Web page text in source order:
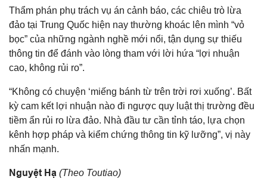
Thẩm phán phụ trách vụ án cảnh báo, các chiêu trò lừa
đảo tại Trung Quốc hiện nay thường khoác lên mình “vỏ
bọc” của những ngành nghề mới nổi, tận dụng sự thiếu
thông tin để đánh vào lòng tham với lời hứa “lợi nhuận
cao, không rủi ro”.
“Không có chuyện ‘miếng bánh từ trên trời rơi xuống’. Bất
kỳ cam kết lợi nhuận nào đi ngược quy luật thị trường đều
tiềm ẩn rủi ro lừa đảo. Nhà đầu tư cần tỉnh táo, lựa chọn
kênh hợp pháp và kiểm chứng thông tin kỹ lưỡng”, vị này
nhấn mạnh.
Nguyệt Hạ (Theo Toutiao)